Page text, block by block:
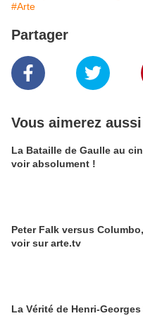
#Arte
Partager
Vous aimerez aussi
La Bataille de Gaulle au
voir absolument !
Peter Falk versus
voir sur arte.tv
La Vérité de Henri-